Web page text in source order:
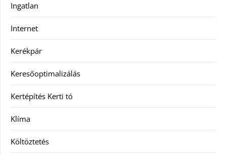
Ingatlan
Internet
Kerékpár
Keresőoptimalizálás
Kertépítés Kerti tó
Klíma
Költöztetés